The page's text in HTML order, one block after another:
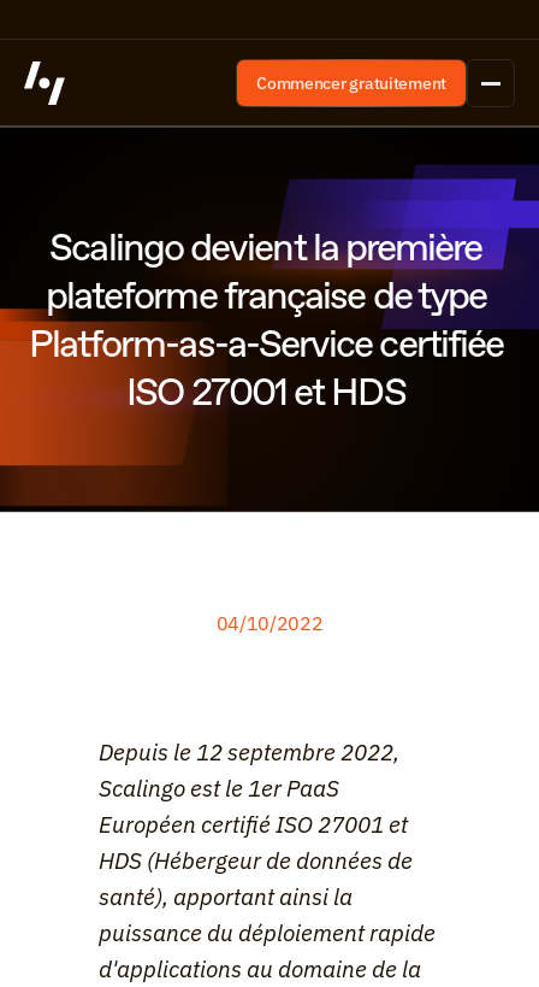
Commencer gratuitement
Scalingo devient la première
plateforme française de type
Platform-as-a-Service certifiée
ISO 27001 et HDS
04/10/2022
Depuis le 12 septembre 2022,
Scalingo est le 1er PaaS
Européen certifié ISO 27001 et
HDS (Hébergeur de données de
santé), apportant ainsi la
puissance du déploiement rapide
d'applications au domaine de la